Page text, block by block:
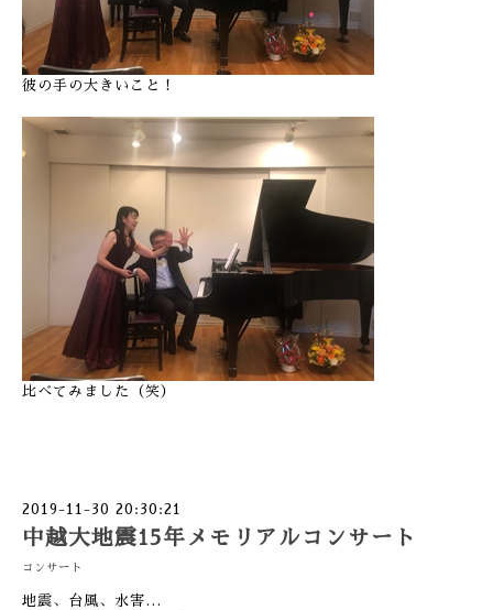
彼の手の大きいこと！
比べてみました（笑）
2019-11-30 20:30:21
中越大地震15年メモリアルコンサート
コンサート
地震、台風、水害…